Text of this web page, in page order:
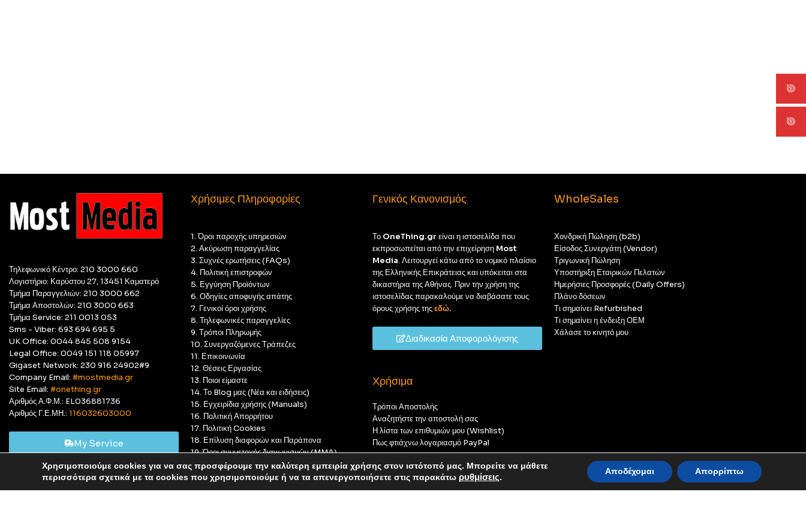
Αυτό είναι ένα δοκιμαστικό κατάστημα για δοκιμαστικούς σκοπούς — καμία παραγγελία δεν θα ολοκληρωθεί.
Τηλεφωνικό Κέντρο: 210 3000 660
Λογιστήριο: Καρύστου 27, 13451 Καματερό
Τμήμα Παραγγελιών: 210 3000 662
Τμήμα Αποστολών: 210 3000 663
Τμήμα Service: 211 0013 053
Sms - Viber: 693 694 695 5
UK Office: 0044 845 508 9154
Legal Office: 0049 151 118 05997
Gigaset Network: 230 916 24902#9
Company Email: #mostmedia.gr
Site Email: #onething.gr
Αριθμός Α.Φ.Μ.: EL036881736
Αριθμός Γ.Ε.ΜΗ.: 116032603000
My Service
Χρήσιμες Πληροφορίες
1. Όροι παροχής υπηρεσιών
2. Ακύρωση παραγγελίας
3. Συχνές ερωτήσεις (FAQs)
4. Πολιτική επιστροφών
5. Εγγύηση Προϊόντων
6. Οδηγίες αποφυγής απάτης
7. Γενικοί όροι χρήσης
8. Τηλεφωνικές παραγγελίες
9. Τρόποι Πληρωμής
10. Συνεργαζόμενες Τράπεζες
11. Επικοινωνία
12. Θέσεις Εργασίας
13. Ποιοι είμαστε
14. Το Blog μας (Νέα και ειδήσεις)
15. Εγχειρίδια χρήσης (Manuals)
16. Πολιτική Απορρήτου
17. Πολιτική Cookies
18. Επίλυση διαφορών και Παράπονα
19. Όροι συμμετοχής διαγωνισμών (MMA)
20. GDPR Compliant
Γενικός Κανονισμός
Το OneThing.gr είναι η ιστοσελίδα που
εκπροσωπείται από την επιχείρηση Most
Media. Λειτουργεί κάτω από το νομικό πλαίσιο
της Ελληνικής Επικράτειας και υπόκειται στα
δικαστήρια της Αθήνας. Πριν την χρήση της
ιστοσελίδας παρακαλούμε να διαβάσατε τους
όρους χρήσης τηςεδώ.
Διαδικασία Αποφορολόγισης
Χρήσιμα
Τρόποι Αποστολής
Αναζητήστε την αποστολή σας
Η λίστα των επιθυμιών μου (Wishlist)
Πως φτιάχνω λογαριασμό PayPal
WholeSales
Χονδρική Πώληση (b2b)
Είσοδος Συνεργάτη (Vendor)
Τριγωνική Πώληση
Υποστήριξη Εταιρικών Πελατών
Ημερήσιες Προσφορές (Daily Offers)
Πλάνο δόσεων
Τι σημαίνει Refurbished
Τι σημαίνει η ένδειξη ΟΕΜ
Χάλασε το κινητό μου
© Most Media 2011 - 2025, All rights reserved
Χρησιμοποιούμε cookies για να σας προσφέρουμε την καλύτερη εμπειρία χρήσης στον ιστότοπό μας. Μπορείτε να μάθετε
περισσότερα σχετικά με τα cookies που χρησιμοποιούμε ή να τα απενεργοποιήσετε στις παρακάτω ρυθμίσεις. Αποδέχομαι Απορρίπτω